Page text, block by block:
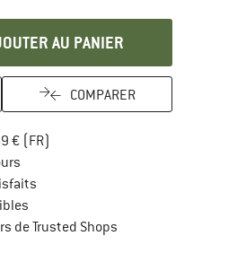
AU PANIER
COMPARER
€ (FR)
Trouve les informations de
de Trusted ShopsTrouve toutes les